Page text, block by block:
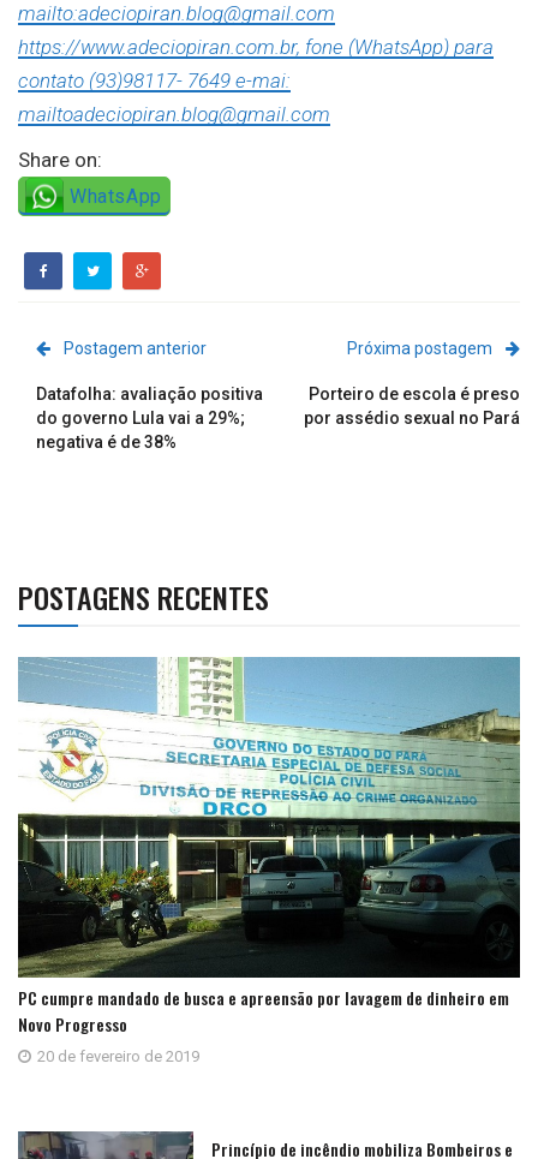
mailto:adeciopiran.blog@gmail.com
https://www.adeciopiran.com.br, fone (WhatsApp) para
contato (93)98117- 7649 e-mai:
mailtoadeciopiran.blog@gmail.com
Share on:
WhatsApp
Postagem anterior
Datafolha: avaliação positiva
do governo Lula vai a 29%;
negativa é de 38%
Próxima postagem
Porteiro de escola é preso
por assédio sexual no Pará
POSTAGENS RECENTES
PC cumpre mandado de busca e apreensão por lavagem de dinheiro em
Novo Progresso
20 de fevereiro de 2019
Princípio de incêndio mobiliza Bombeiros e